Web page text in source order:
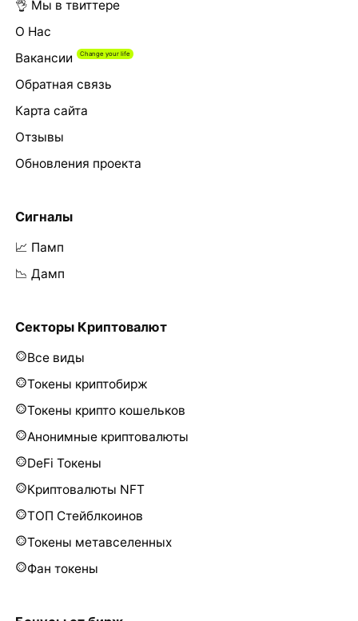
👌 Мы в твиттере
О Нас
Вакансии
Обратная связь
Карта сайта
Отзывы
Обновления проекта
Сигналы
📈 Памп
📉 Дамп
Секторы Криптовалют
Все виды
Токены криптобирж
Токены крипто кошельков
Анонимные криптовалюты
DeFi Токены
Криптовалюты NFT
ТОП Стейблкоинов
Токены метавселенных
Фан токены